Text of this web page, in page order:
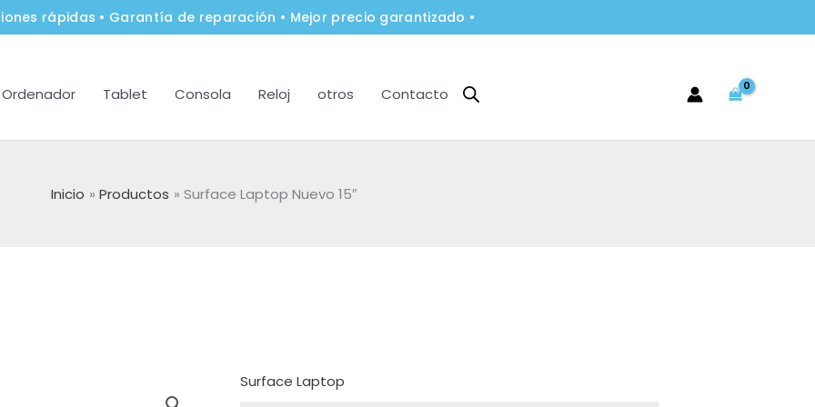
rápidas • Garantía de reparación • Mejor precio garantizado •
Ordenador Tablet Consola Reloj otros Contacto
Inicio Productos Surface Laptop Nuevo 15″
Surface Laptop